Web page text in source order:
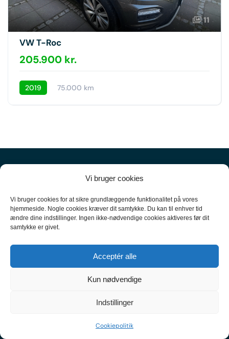
Vi bruger cookies
Vi bruger cookies for at sikre grundlæggende funktionalitet på vores
hjemmeside. Nogle cookies kræver dit samtykke. Du kan til enhver tid
ændre dine indstillinger. Ingen ikke-nødvendige cookies aktiveres før dit
samtykke er givet.
Acceptér alle
Kun nødvendige
Indstillinger
Cookiepolitik
11
VW T-Roc
205.900 kr.
2019 75.000 km
+45 61 10 52 10
hello@carpal.dk
Tonsbakken 16